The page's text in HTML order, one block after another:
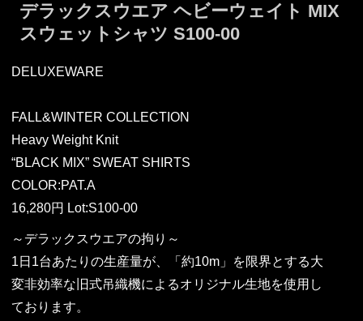
デラックスウエア ヘビーウェイト MIX
スウェットシャツ S100-00
DELUXEWARE
FALL&WINTER COLLECTION
Heavy Weight Knit
“BLACK MIX” SWEAT SHIRTS
COLOR:PAT.A
16,280円 Lot:S100-00
～デラックスウエアの拘り～
1日1台あたりの生産量が、「約10m」を限界とする大
変非効率な旧式吊織機によるオリジナル生地を使用し
ております。